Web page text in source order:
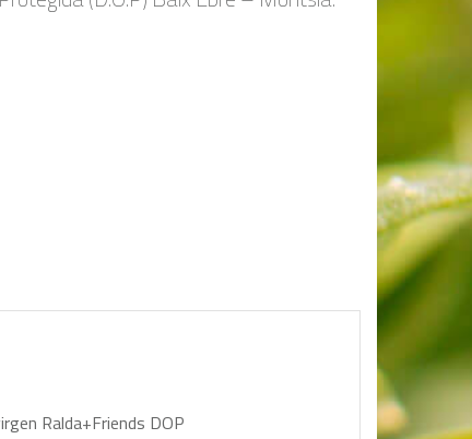
Ralda+Friends DOP